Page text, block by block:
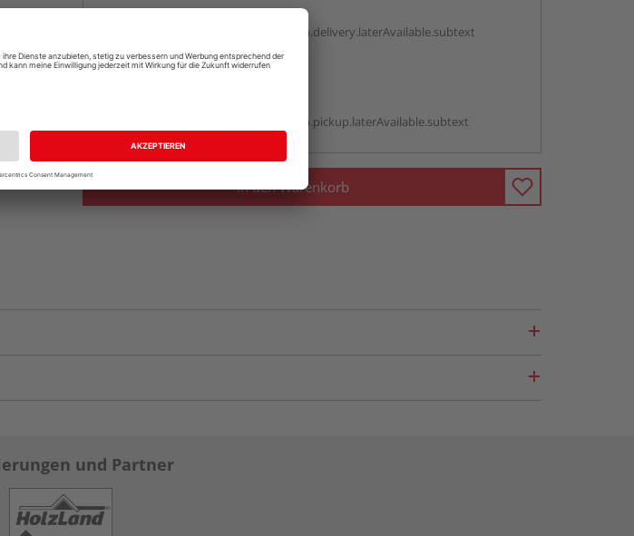
vue.ads.priceMerchantBox.option.delivery.laterAvailable.subtext
vue.ads.priceMerchantBox.option.pickup.laterAvailable.subtext
In den Warenkorb
und Partner